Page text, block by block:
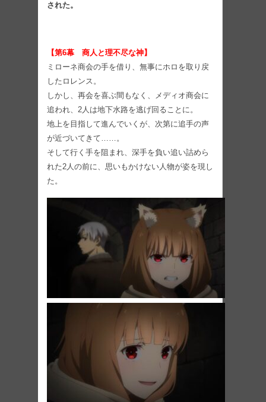
された。
【第6幕 商人と理不尽な神】
ミローネ商会の手を借り、無事にホロを取り戻
したロレンス。
しかし、再会を喜ぶ間もなく、メディオ商会に
追われ、2人は地下水路を逃げ回ることに。
地上を目指して進んでいくが、次第に追手の声
が近づいてきて……。
そして行く手を阻まれ、深手を負い追い詰めら
れた2人の前に、思いもかけない人物が姿を現し
た。